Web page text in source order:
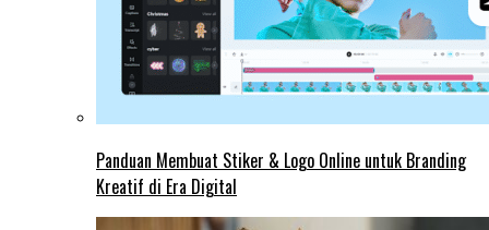
Panduan Membuat Stiker & Logo Online untuk Branding
Kreatif di Era Digital